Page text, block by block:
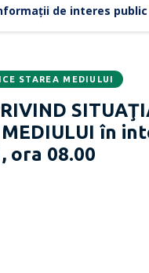
de interes public
STAREA MEDIULUI
în
ora 08.00